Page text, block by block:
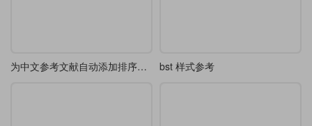
为中文参考文献自动添加排序用的拼音信息域 bst 样式参考